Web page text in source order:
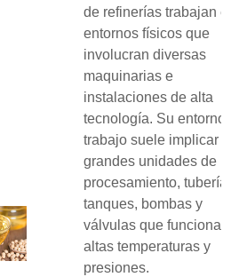
de refinerías trabajan en
entornos físicos que
involucran diversas
maquinarias e
instalaciones de alta
tecnología. Su entorno de
trabajo suele implicar
grandes unidades de
procesamiento, tuberías,
tanques, bombas y
válvulas que funcionan a
altas temperaturas y
presiones.